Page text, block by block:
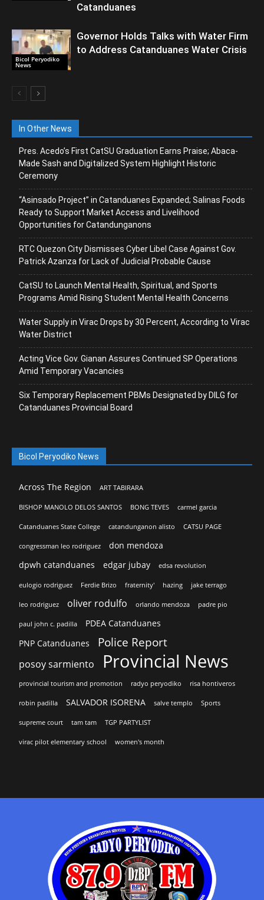
Catanduanes
Bicol Peryodiko
News
Governor Holds Talks with Water Firm
to Address Catanduanes Water Crisis
In Other News
Pres. Acedo’s First CatSU Graduation Earns Praise; Abaca-
Made Sash and Digitalized System Highlight Historic
Ceremony
“Asinsado Project” in Catanduanes Expanded; Salinas Foods
Ready to Support Market Access and Livelihood
Opportunities for Catandunganons
RTC Quezon City Dismisses Cyber Libel Case Against Gov.
Patrick Azanza for Lack of Judicial Probable Cause
CatSU to Launch Mental Health, Spiritual, and Sports
Programs Amid Rising Student Mental Health Concerns
Water Supply in Virac Drops by 30 Percent, According to Virac
Water District
Acting Vice Gov. Gianan Assures Continued SP Operations
Amid Temporary Vacancies
Six Temporary Replacement PBMs Designated by DILG for
Catanduanes Provincial Board
Bicol Peryodiko News
Across The Region ART TABIRARA
BISHOP MANOLO DELOS SANTOS BONG TEVES carmel garcia
Catanduanes State College catandunganon alisto CATSU PAGE
congressman leo rodriguez
don mendoza
dpwh catanduanes
edgar jubay edsa revolution
eulogio rodriguez Ferdie Brizo fraternity' hazing jake terrago
leo rodriguez oliver rodulfo orlando mendoza padre pio
paul john c. padilla
PDEA Catanduanes
PNP Catanduanes
Police Report
posoy sarmiento Provincial News
provincial tourism and promotion radyo peryodiko risa hontiveros
robin padilla SALVADOR ISORENA salve templo Sports
supreme court tam tam TGP PARTYLIST
virac pilot elementary school women's month